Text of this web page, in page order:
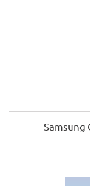
Samsung